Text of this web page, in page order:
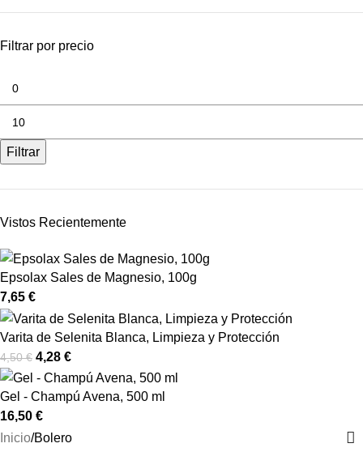
Filtrar por precio
Filtrar
Vistos Recientemente
Epsolax Sales de Magnesio, 100g
7,65 €
Varita de Selenita Blanca, Limpieza y Protección
4,50€ 4,28 €
Gel - Champú Avena, 500 ml
16,50 €
Inicio Bolero